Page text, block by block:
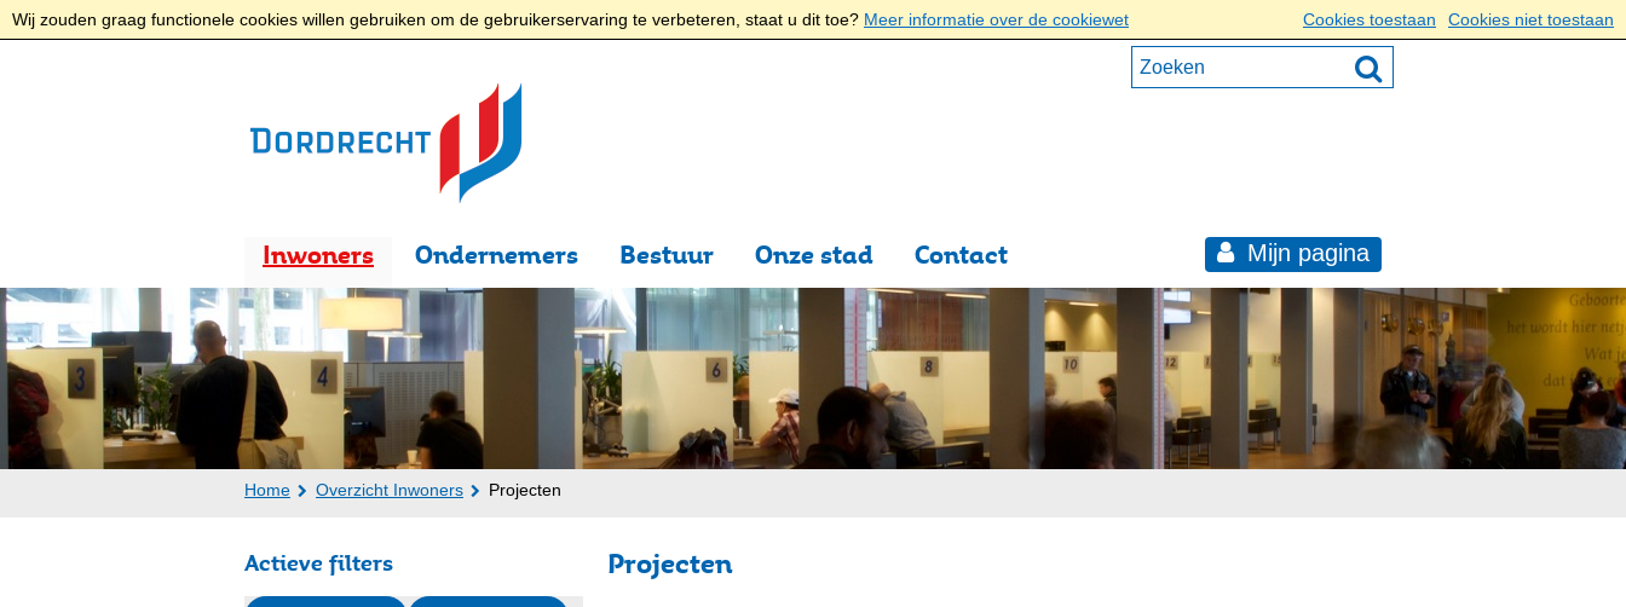
Wij zouden graag functionele cookies willen gebruiken om de gebruikerservaring te verbeteren, staat u dit toe? Meer informatie over de cookiewet Cookies toestaan Cookies niet toestaan
Inwoners Ondernemers Bestuur Onze stad Contact Mijn pagina
Home Overzicht Inwoners Projecten
Projecten
Actieve filters